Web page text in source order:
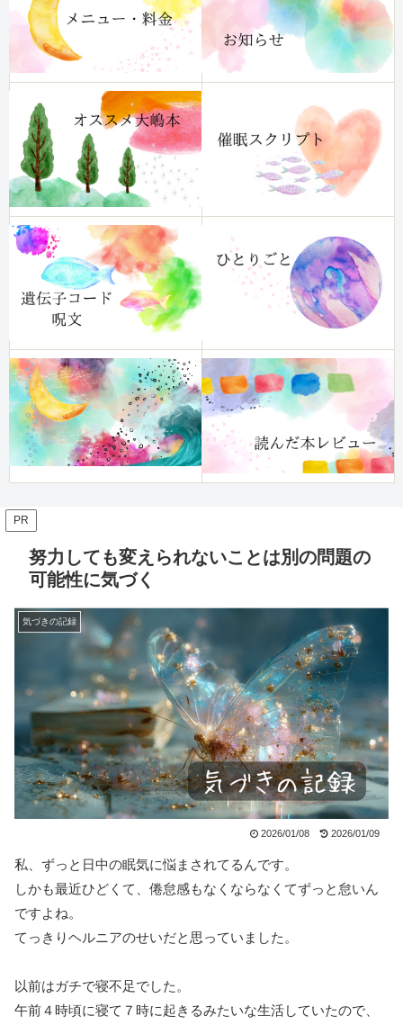
PR
努力しても変えられないことは別の問題の
可能性に気づく
気づきの記録
2026/01/08 2026/01/09
私、ずっと日中の眠気に悩まされてるんです。
しかも最近ひどくて、倦怠感もなくならなくてずっと怠いん
ですよね。
てっきりヘルニアのせいだと思っていました。
以前はガチで寝不足でした。
午前４時頃に寝て７時に起きるみたいな生活していたので、